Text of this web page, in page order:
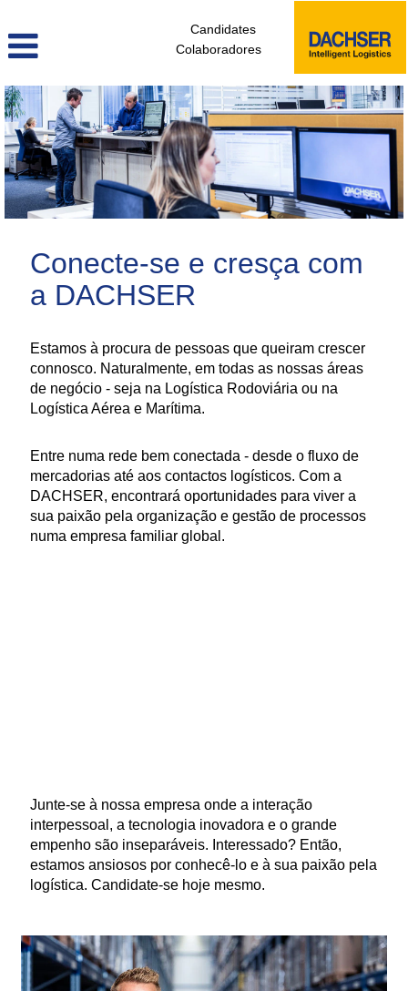
Candidates
Colaboradores
administrativos_e_tecnicos_de_logistica_pt
Conecte-se e cresça com
a DACHSER
Estamos à procura de pessoas que queiram crescer
connosco. Naturalmente, em todas as nossas áreas
de negócio - seja na Logística Rodoviária ou na
Logística Aérea e Marítima.
Entre numa rede bem conectada - desde o fluxo de
mercadorias até aos contactos logísticos. Com a
DACHSER, encontrará oportunidades para viver a
sua paixão pela organização e gestão de processos
numa empresa familiar global.
Junte-se à nossa empresa onde a interação
interpessoal, a tecnologia inovadora e o grande
empenho são inseparáveis. Interessado? Então,
estamos ansiosos por conhecê-lo e à sua paixão pela
logística. Candidate-se hoje mesmo.